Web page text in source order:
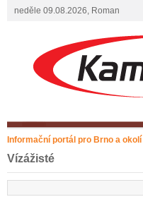
Informační portál pro Brno a okolí
neděle 09.08.2026, Roman
Vízážisté